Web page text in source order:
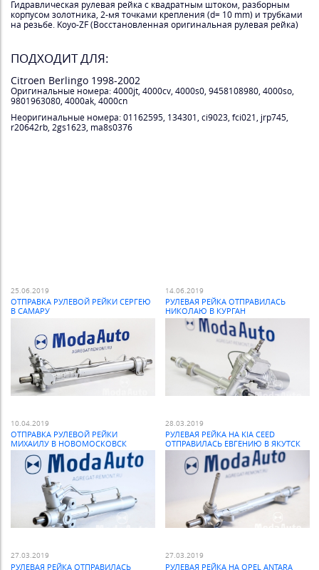
Гидравлическая рулевая рейка с квадратным штоком, разборным
корпусом золотника, 2-мя точками крепления (d= 10 mm) и трубками
на резьбе. Koyo-ZF (Восстановленная оригинальная рулевая рейка)
ПОДХОДИТ ДЛЯ:
Citroen Berlingo 1998-2002
Оригинальные номера: 4000jt, 4000cv, 4000s0, 9458108980, 4000so,
9801963080, 4000ak, 4000cn
Неоригинальные номера: 01162595, 134301, ci9023, fci021, jrp745,
r20642rb, 2gs1623, ma8s0376
25.06.2019
ОТПРАВКА РУЛЕВОЙ РЕЙКИ СЕРГЕЮ
В САМАРУ
14.06.2019
РУЛЕВАЯ РЕЙКА ОТПРАВИЛАСЬ
НИКОЛАЮ В КУРГАН
10.04.2019
ОТПРАВКА РУЛЕВОЙ РЕЙКИ
МИХАИЛУ В НОВОМОСКОВСК
28.03.2019
РУЛЕВАЯ РЕЙКА НА KIA CEED
ОТПРАВИЛАСЬ ЕВГЕНИЮ В ЯКУТСК
27.03.2019
РУЛЕВАЯ РЕЙКА ОТПРАВИЛАСЬ
27.03.2019
РУЛЕВАЯ РЕЙКА НА OPEL ANTARA